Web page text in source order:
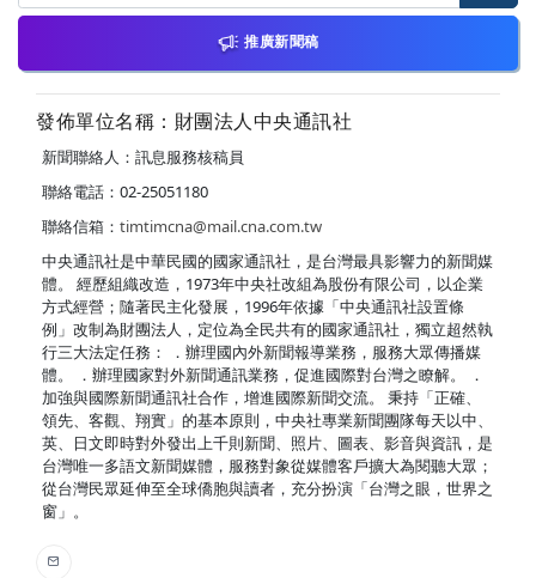
推廣新聞稿
發佈單位名稱：財團法人中央通訊社
新聞聯絡人：訊息服務核稿員
聯絡電話：02-25051180
聯絡信箱： timtimcna@mail.cna.com.tw
中央通訊社是中華民國的國家通訊社，是台灣最具影響力的新聞媒
體。 經歷組織改造，1973年中央社改組為股份有限公司，以企業
方式經營；隨著民主化發展，1996年依據「中央通訊社設置條
例」改制為財團法人，定位為全民共有的國家通訊社，獨立超然執
行三大法定任務： ．辦理國內外新聞報導業務，服務大眾傳播媒
體。 ．辦理國家對外新聞通訊業務，促進國際對台灣之瞭解。 ．
加強與國際新聞通訊社合作，增進國際新聞交流。 秉持「正確、
領先、客觀、翔實」的基本原則，中央社專業新聞團隊每天以中、
英、日文即時對外發出上千則新聞、照片、圖表、影音與資訊，是
台灣唯一多語文新聞媒體，服務對象從媒體客戶擴大為閱聽大眾；
從台灣民眾延伸至全球僑胞與讀者，充分扮演「台灣之眼，世界之
窗」。